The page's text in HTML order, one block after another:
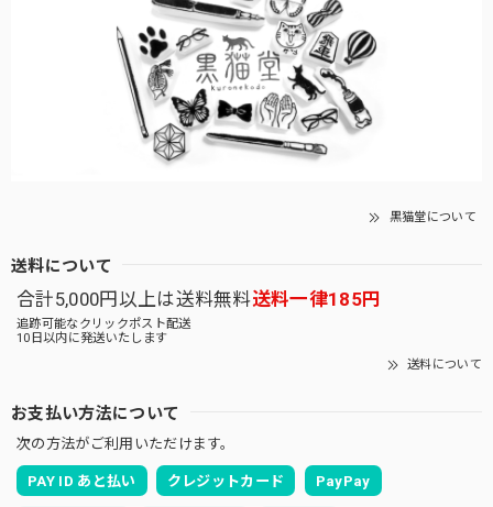
黒猫堂について
送料について
合計5,000円以上は送料無料送料一律185円
追跡可能なクリックポスト配送
10日以内に発送いたします
送料について
お支払い方法について
次の方法がご利用いただけます。
PAY ID あと払い クレジットカード PayPay